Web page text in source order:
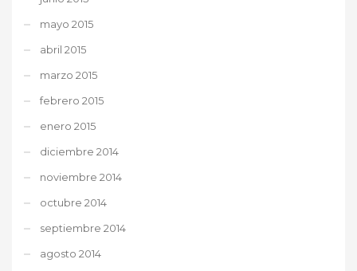
mayo 2015
abril 2015
marzo 2015
febrero 2015
enero 2015
diciembre 2014
noviembre 2014
octubre 2014
septiembre 2014
agosto 2014